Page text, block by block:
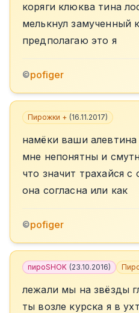
коряги клюква тина
мелькнул замученный
предполагаю это я
©pofiger
Пирожки + (16.11.2017)
намёки ваши алевтина
мне непонятны и
что значит трахайся с
она согласна или как
©pofiger
пироSHOK (23.10.2016)
лежали мы на звёзды
ты возле курска я в